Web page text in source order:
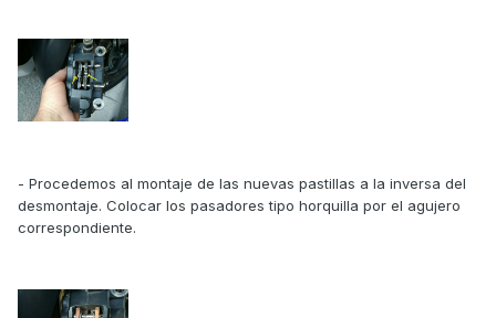
- Procedemos al montaje de las nuevas pastillas a la inversa del
desmontaje. Colocar los pasadores tipo horquilla por el agujero
correspondiente.